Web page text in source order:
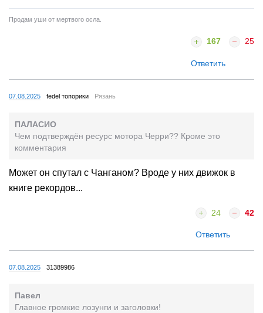
Продам уши от мертвого осла.
167 25
Ответить
07.08.2025 fedel топорики Рязань
ПАЛАСИО
Чем подтверждён ресурс мотора Черри?? Кроме это
комментария
Может он спутал с Чанганом? Вроде у них движок в
книге рекордов...
24 42
Ответить
07.08.2025 31389986
Павел
Главное громкие лозунги и заголовки!